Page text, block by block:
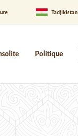
Tadjikistan
Politique